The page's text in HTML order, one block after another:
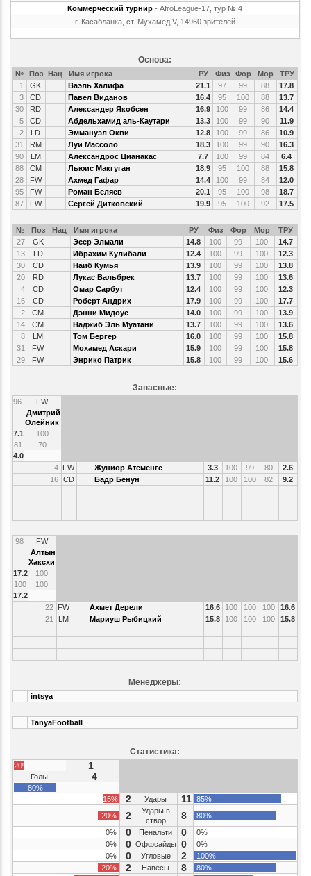
Коммерческий турнир - AfroLeague-17, тур № 4
г. Касабланка, ст. Мухамед V, 14960 зрителей
Основа:
№ Поз Нац Имя игрока РУ Физ Фор Мор
ТРУ
1
GK Ваэль Халифа 21.1 97 99 88
17.8
3
CD Павел Виданов 16.4 95 100 88
13.7
30
RD Александер Якобсен 16.9 100 99 86
14.4
5
CD Абдельхамид аль-Каутари 13.3 100 99 90
11.9
2
LD Эммануэл Окви 12.8 100 99 86
10.9
31
RM Луи Массоло 18.3 100 99 90
16.3
90
LM Александрос Цианакас 7.7 100 99 84
6.4
88
CM Льюис Макгуган 18.9 95 100 88
15.8
28
FW Ахмед Гафар 14.4 100 99 84
12.0
95
FW Роман Беляев 20.1 95 100 98
18.7
87
FW Сергей Дитковский 19.9 95 100 92 17.5
№ Поз Нац Имя игрока РУ Физ Фор Мор
ТРУ
27
GK Эсер Элмали 14.8 100 99 100
14.7
13
LD Ибрахим Кулибали 12.4 100 99 100
12.3
30
CD Наиб Кумья 13.9 100 99 100
13.8
20
RD Лукас Вальбрек 13.7 100 99 100
13.6
4
CD Омар Сарбут 12.4 100 99 100
12.3
16
CD Роберт Андрих 17.9 100 99 100
17.7
2
CM Дэнни Мидоус 14.0 100 99 100
13.9
14
CM Наджиб Эль Муатани 13.7 100 99 100
13.6
8
LM Том Бергер 16.0 100 99 100
15.8
31
FW Мохамед Аскари 15.9 100 99 100
15.8
29
FW Энрико Патрик 15.8 100 99 100 15.6
Запасные:
96
FW
Дмитрий
Олейник
7.1
100
81
70
4.0
4 FW Жуниор Атеменге 3.3 100 99 80
2.6
16 CD Бадр Бенун 11.2 100 100 82 9.2
98
FW
Алтын
Хаксхи
17.2
100
100
100
17.2
22 FW Ахмет Дерели 16.6 100 100 100
16.6
21
LM Мариуш Рыбицкий 15.8 100 100 100 15.8
Менеджеры:
intsya
TanyaFootball
Статистика:
20% 1
Голы 4
80%
15%
2 Удары 11 85%
20%
2
Удары в
створ
8
80%
0%
0 Пенальти 0
0%
0%
0 Оффсайды 0
0%
0%
0 Угловые 2
100%
20%
2 Навесы 8
80%